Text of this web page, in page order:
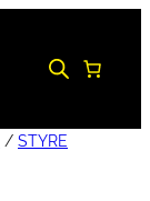
/ STYRE